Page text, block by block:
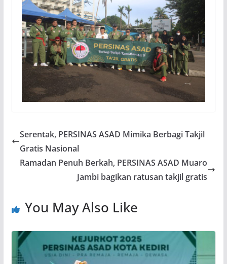
Serentak, PERSINAS ASAD Mimika Berbagi Takjil
Gratis Nasional
Ramadan Penuh Berkah, PERSINAS ASAD Muaro
Jambi bagikan ratusan takjil gratis
You May Also Like